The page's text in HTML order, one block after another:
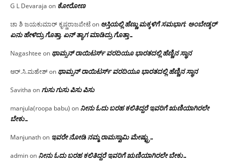
G L Devaraja on ಕೋರೋಣ
ಚಾ ಶಿ ಜಯಕುಮಾರ್ ಕೃಷ್ಣರಾಜಪೇಟೆon ಆಸ್ತಿಯಲ್ಲಿ ಹೆಣ್ಣು ಮಕ್ಕಳಿಗೆ ಸಮಭಾಗ; ಅಂಬೇಡ್ಕರ್
ಏನು ಹೇಳಿದ್ರು ಗೊತ್ತಾ, ಏನ್ ತ್ಯಾಗ ಮಾಡಿದ್ರು ಗೊತ್ತಾ…
Nagashtee on ಥಾಮ್ಸನ್ ರಾಯಿಟರ್ಸ್ ವರದಿಯೂ ಭಾರತದಲ್ಲಿ ಹೆಣ್ಣಿನ ಸ್ಥಾನ‌
ಆರ್.ಸಿ.ಮಹೇಶ್on ಥಾಮ್ಸನ್ ರಾಯಿಟರ್ಸ್ ವರದಿಯೂ ಭಾರತದಲ್ಲಿ ಹೆಣ್ಣಿನ ಸ್ಥಾನ‌
Savitha on ಗುಸು ಗುಸು ಪಿಸು ಪಿಸು
manjula(roopa babu) on ನೀನು ಓದು ಬರಹ ಕಲಿತಿದ್ದರೆ ಇವರಿಗೆ ಋಣಿಯಾಗಿರಲೇ
ಬೇಕು…
Manjunathon ಇವರೇ‌ ನೋಡಿ‌ ನಮ್ಮ‌ ರಾಮಸ್ವಾಮಿ ಮೇಷ್ಟ್ರು…
adminon ನೀನು ಓದು ಬರಹ ಕಲಿತಿದ್ದರೆ ಇವರಿಗೆ ಋಣಿಯಾಗಿರಲೇ ಬೇಕು…